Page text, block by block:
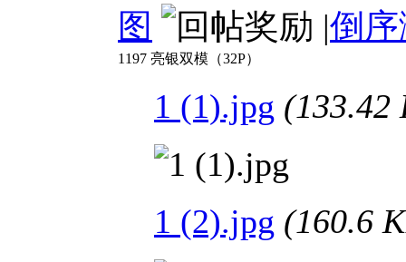
图
|倒
1197 亮银双模（32P）
1 (1).jpg (133.42
1 (2).jpg (160.6